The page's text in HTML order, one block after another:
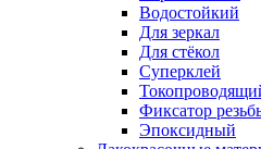
Водостойкий
Для зеркал
Для стёкол
Суперклей
Фиксатор
Эпоксидный